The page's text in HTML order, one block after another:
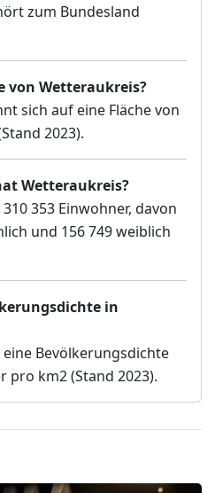
zum Bundesland
von Wetteraukreis?
sich auf eine Fläche von
2023).
Wetteraukreis?
353 Einwohner, davon
und 156 749 weiblich
in
Bevölkerungsdichte
pro km2 (Stand 2023).